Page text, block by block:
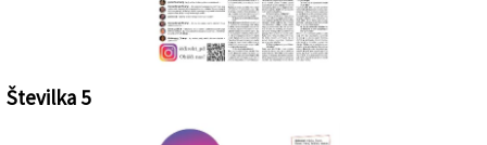
Št.6 - petek, 13. decembra 2019 - KLIKNI ZA OGLED PDF-ja!
Številka 5